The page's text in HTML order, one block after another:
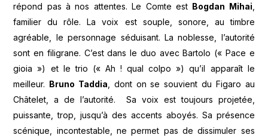
répond pas à nos attentes. Le Comte est Bogdan Mihai
familier du rôle. La voix est souple, sonore, au timbre
agréable, le personnage séduisant. La noblesse, l’autorité
sont en filigrane. C’est dans le duo avec Bartolo (« Pace e
gioia ») et le trio (« Ah ! qual colpo ») qu’il apparaît le
meilleur. Bruno Taddia , dont on se souvient du Figaro au
Châtelet, a de l’autorité. Sa voix est toujours projetée,
puissante, trop, jusqu’à des accents aboyés. Sa présence
scénique, incontestable, ne permet pas de dissimuler ses